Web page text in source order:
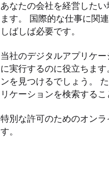
あなたの会社を経営した
ます。 国際的な仕事に関
しばしば必要です。
当社のデジタルアプリケ
に実行するのに役立ちま
ンを見つけるでしょう。
リケーションを検索するこ
特別な許可のためのオン
す。